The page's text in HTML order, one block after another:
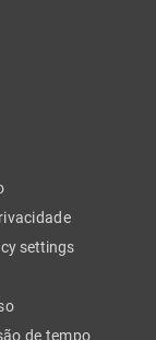
settings
de tempo